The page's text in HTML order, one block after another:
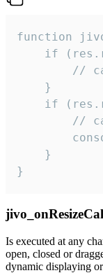
function
if
//
    }
if
//
    }
}
Is executed at any
open, closed or
dynamic displaying